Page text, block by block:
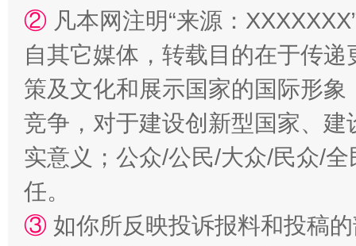
招工难、用工荒背后
② 凡本网注明“来源：
自其它媒体，转载目的在于传
策及文化和展示国家的国际形
竞争，对于建设创新型国家、
实意义；公众/公民/大众/民众/
任。
③ 如你所反映投诉报料和投稿